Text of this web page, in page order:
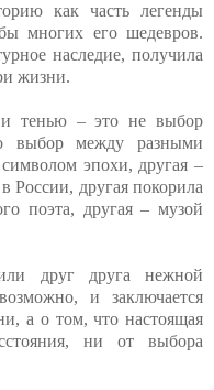
как часть легенды
многих его шедевров.
наследие, получила
жизни.
тенью – это не выбор
выбор между разными
эпохи, другая –
России, другая покорила
поэта, другая – музой
друг друга нежной
и заключается
а о том, что настоящая
ни от выбора